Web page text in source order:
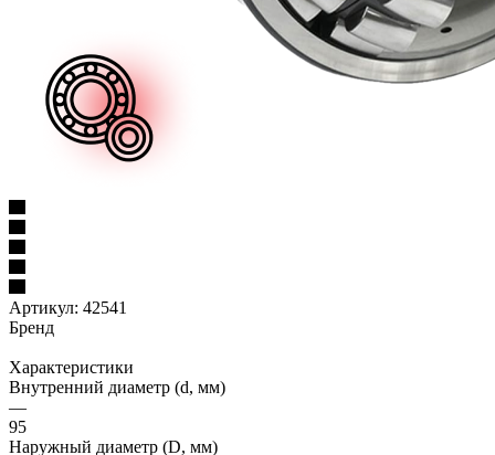
Артикул: 42541
Бренд
Характеристики
Внутренний диаметр (d, мм)
—
95
Наружный диаметр (D, мм)